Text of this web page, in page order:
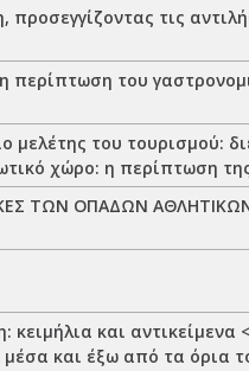
τις
περίπτωση του
μελέτης του τουρισμού:
χώρο: η περίπτωση
ΤΩΝ ΟΠΑΔΩΝ
και αντικείμενα
μέσα και έξω από τα όρια